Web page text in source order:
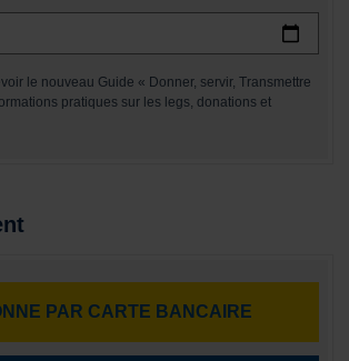
le nouveau Guide « Donner, servir, Transmettre
pratiques sur les legs, donations et
PAR CARTE BANCAIRE